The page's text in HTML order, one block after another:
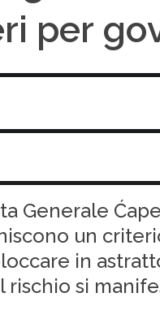
per
Generale
un
in
si